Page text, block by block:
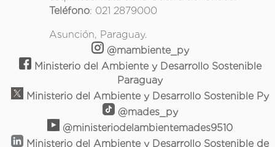
Teléfono: 021 2879000
Asunción, Paraguay.
@mambiente_py
Ministerio del Ambiente y Desarrollo Sostenible
Paraguay
Ministerio del Ambiente y Desarrollo Sostenible Py
@mades_py
@ministeriodelambientemades9510
Ministerio del Ambiente y Desarrollo Sostenible de